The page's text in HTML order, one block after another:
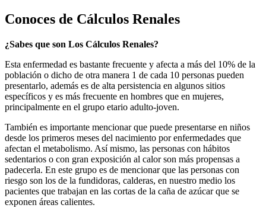
Conoces de Cálculos Renales
¿Sabes que son Los Cálculos Renales?
Esta enfermedad es bastante frecuente y afecta a más del 10% de la
población o dicho de otra manera 1 de cada 10 personas pueden
presentarlo, además es de alta persistencia en algunos sitios
específicos y es más frecuente en hombres que en mujeres,
principalmente en el grupo etario adulto-joven.
También es importante mencionar que puede presentarse en niños
desde los primeros meses del nacimiento por enfermedades que
afectan el metabolismo. Así mismo, las personas con hábitos
sedentarios o con gran exposición al calor son más propensas a
padecerla. En este grupo es de mencionar que las personas con
riesgo son los de la fundidoras, calderas, en nuestro medio los
pacientes que trabajan en las cortas de la caña de azúcar que se
exponen áreas calientes.